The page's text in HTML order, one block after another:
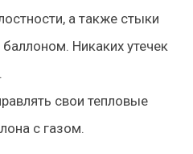
а также стыки
Никаких утечек
свои тепловые
с газом.